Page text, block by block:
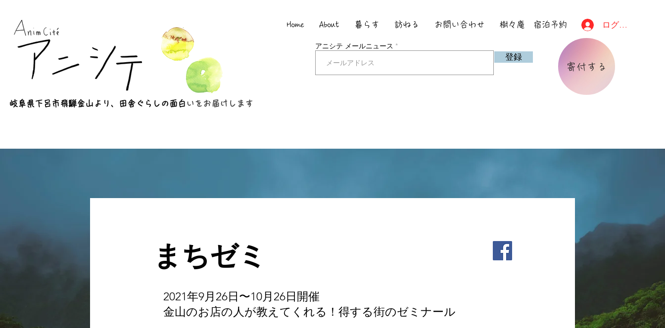
​岐阜県下呂市飛騨金山より、田舎ぐらしの面白いをお届けします
Home About 暮らす 訪ねる お問い合わせ 樹々庵 宿泊予約 ログイン
アニシテ メールニュース
登録
寄付する
まちゼミ
2021年9月26日〜10月26日開催
金山のお店の人が教えてくれる！得する街のゼミナール